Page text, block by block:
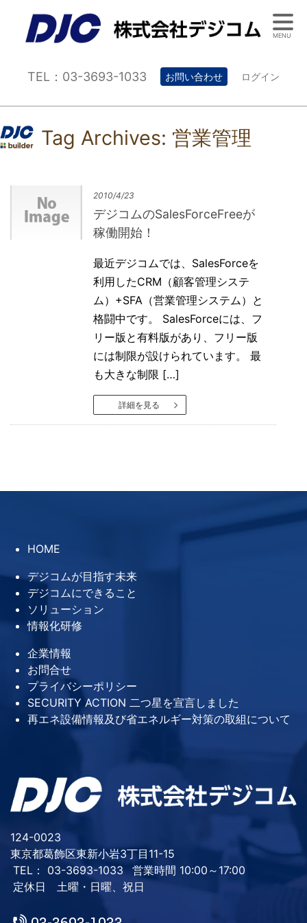
TEL：03-3693-1033 お問い合わせ ログイン
Tag Archives: 営業管理
2010/4/23
デジコムのSalesForceFreeが
稼働開始！
最近デジコムでは、SalesForceを
利用したCRM（顧客管理システ
ム）+SFA（営業管理システム）と
格闘中です。 SalesForceには、フ
リー版と有料版があり、フリー版
には制限が設けられています。 最
も大きな制限 […]
詳細を見る
MENU
HOME
デジコムが目指す未来
デジコムにできること
ソリューション
情報化研修
企業情報
お問合せ
プライバシーポリシー
SECURITY ACTION 二つ星を宣言しました
再エネ設備情報及び省エネルギー対策の取組について
124-0023
東京都葛飾区東新小岩3丁目11-15
TEL： 03-3693-1033
営業時間 10:00～17:00
定休日 土曜・日曜、祝日